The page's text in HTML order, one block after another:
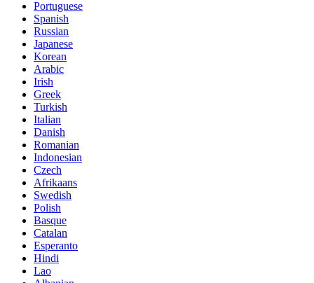
Portuguese
Spanish
Russian
Japanese
Korean
Arabic
Irish
Greek
Turkish
Italian
Danish
Romanian
Indonesian
Czech
Afrikaans
Swedish
Polish
Basque
Catalan
Esperanto
Hindi
Lao